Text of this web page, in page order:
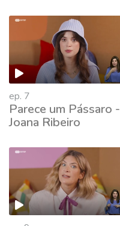
ep. 7
Parece um Pássaro -
Joana Ribeiro